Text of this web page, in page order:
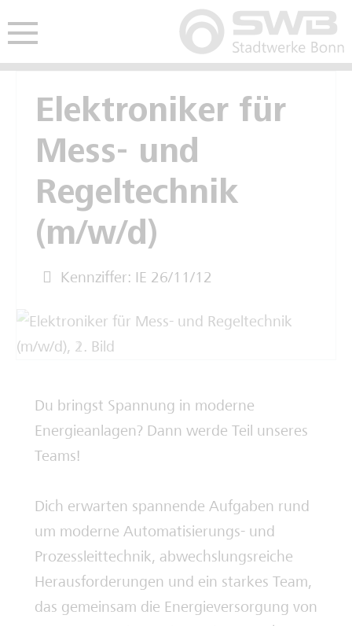
öffnen
Freie Ausbildungsplätze
Kaufmännische Ausbildung
Gewerblich-technische Ausbildung
Deine Zukunft im Video
Schulpraktikum
Freie Stellen
Interviews Fachkräfte
Spannende Berufe im Video
Studentisches Praktikum
Werkstudium
Hauptmenü öffnen
Elektroniker für
Mess- und
Regeltechnik
(m/w/d)
Kennziffer: IE 26/11/12
Du bringst Spannung in moderne
Energieanlagen? Dann werde Teil unseres
Teams!
Dich erwarten spannende Aufgaben rund
um moderne Automatisierungs- und
Prozessleittechnik, abwechslungsreiche
Herausforderungen und ein starkes Team,
das gemeinsam die Energieversorgung von